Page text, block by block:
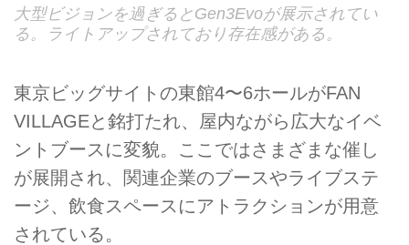
大型ビジョンを過ぎるとGen3Evoが展示されてい
る。ライトアップされており存在感がある。
東京ビッグサイトの東館4〜6ホールがFAN
VILLAGEと銘打たれ、屋内ながら広大なイベ
ントブースに変貌。ここではさまざまな催し
が展開され、関連企業のブースやライブステ
ージ、飲食スペースにアトラクションが用意
されている。